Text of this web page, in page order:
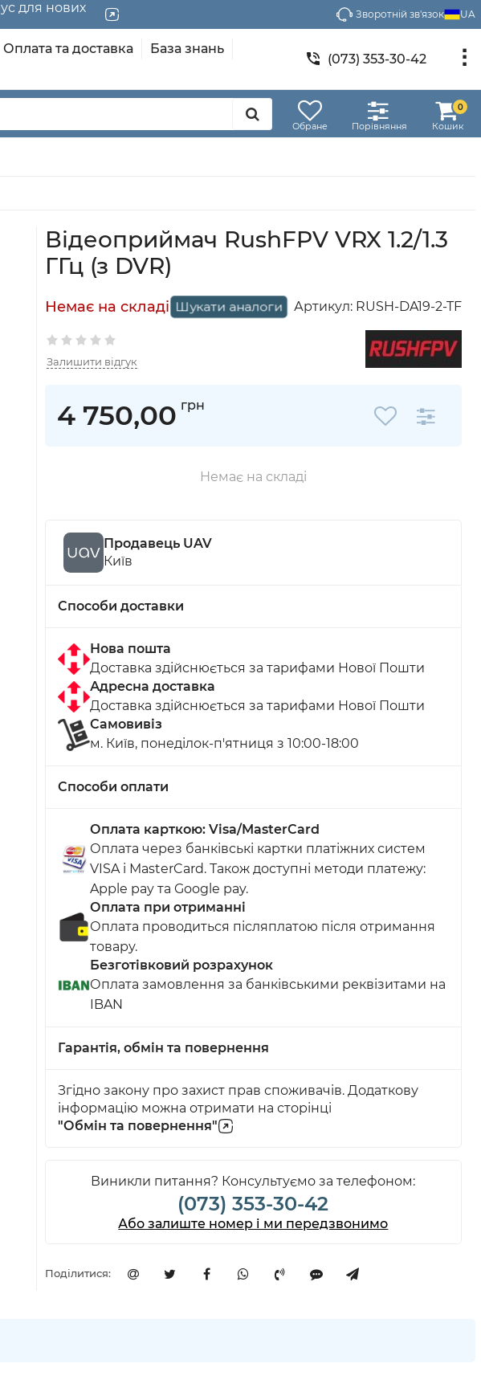
для нових
Зворотній зв'язок UA
Оплата та доставка
База знань
(073) 353-30-42
Обране Порівняння Кошик
0
Відеоприймач RushFPV VRX 1.2/1.3
ГГц (з DVR)
Шукати аналоги Артикул: RUSH-DA19-2-TF
Залишити відгук
4 750,00 грн
Немає на складі
Продавець UAV
Київ
Способи доставки
Нова пошта
Доставка здійснюється за тарифами Нової Пошти
Адресна доставка
Доставка здійснюється за тарифами Нової Пошти
Самовивіз
м. Київ, понеділок-п'ятниця з 10:00-18:00
Способи оплати
Оплата карткою: Visa/MasterCard
Оплата через банківські картки платіжних систем
VISA і MasterCard. Також доступні методи платежу:
Apple pay та Google pay.
Оплата при отриманні
Оплата проводиться післяплатою після отримання
товару.
Безготівковий розрахунок
Оплата замовлення за банківськими реквізитами на
IBAN
Гарантія, обмін та повернення
Згідно закону про захист прав споживачів. Додаткову
інформацію можна отримати на сторінці
"Обмін та повернення"
Виникли питання? Консультуємо за телефоном:
(073) 353-30-42
Або залиште номер і ми передзвонимо
Поділитися: